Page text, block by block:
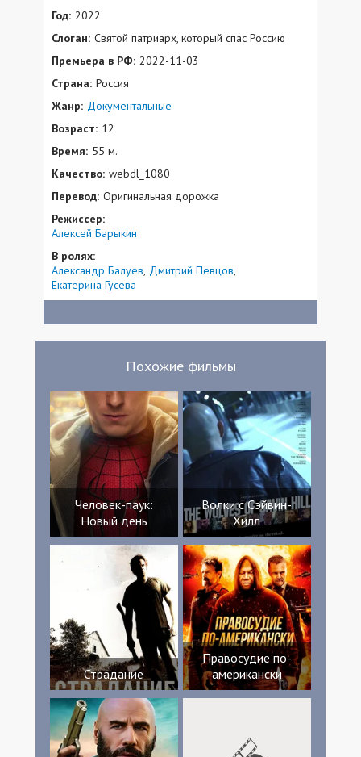
Год: 2022
Слоган: Святой патриарх, который спас Россию
Премьера в РФ: 2022-11-03
Страна: Россия
Жанр: Документальные
Возраст: 12
Время: 55 м.
Качество: webdl_1080
Перевод: Оригинальная дорожка
Режиссер:
Алексей Барыкин
В ролях:
Александр Балуев Дмитрий Певцов
Екатерина Гусева
Похожие фильмы
Человек-паук:
Новый день
Волки с Сэйвин-
Хилл
Страдание
Правосудие по-
американски